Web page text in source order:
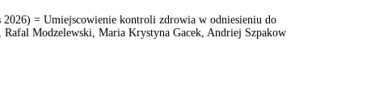
= Umiejscowienie kontroli zdrowia w odniesieniu do
Modzelewski, Maria Krystyna Gacek, Andriej Szpakow